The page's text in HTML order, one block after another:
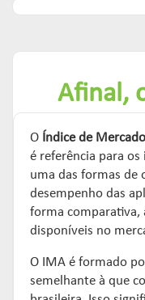
Afinal,
O Índice de
é referência para
uma das formas de
desempenho das
forma comparativa,
disponíveis no
O IMA é formado
semelhante à que